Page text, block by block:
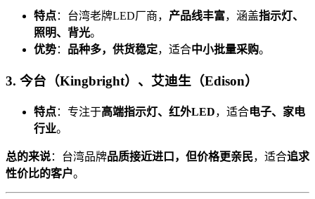
特点：台湾老牌LED厂商， 产品线丰富，涵盖指示灯、
照明、背光。
优势： 品种多，供货稳定，适合中小批量采购。
3. 今台（Kingbright）、艾迪生（Edison）
特点：专注于高端指示灯、红外LED，适合电子、家电
行业。
总的来说：台湾品牌品质接近进口，但价格更亲民，适合追求
性价比的客户。